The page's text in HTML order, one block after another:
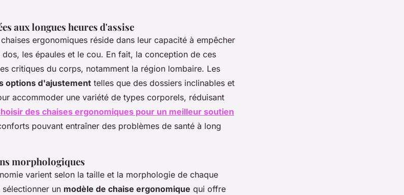
aux longues heures d'assise
ergonomiques réside dans leur capacité à empêcher
les épaules et le cou. En fait, la conception de ces
critiques du corps, notamment la région lombaire. Les
options d'ajustement telles que des dossiers inclinables et
accommoder une variété de types corporels, réduisant
des chaises ergonomiques pour un meilleur soutien
pouvant entraîner des problèmes de santé à long
morphologiques
varient selon la taille et la morphologie de chaque
un modèle de chaise ergonomique qui offre